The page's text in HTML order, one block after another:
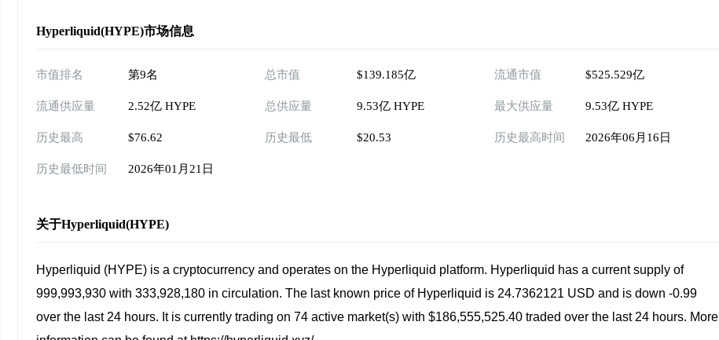
Hyperliquid(HYPE)市场信息
市值排名 第9名 总市值 $139.185亿 流通市值 $525.529亿
流通供应量 2.52亿 HYPE 总供应量 9.53亿 HYPE 最大供应量 9.53亿 HYPE
历史最高 $76.62 历史最低 $20.53 历史最高时间 2026年06月16日
历史最低时间 2026年01月21日
关于Hyperliquid(HYPE)
Hyperliquid (HYPE) is a cryptocurrency and operates on the Hyperliquid platform. Hyperliquid has a current supply of
999,993,930 with 333,928,180 in circulation. The last known price of Hyperliquid is 24.7362121 USD and is down -0.99
over the last 24 hours. It is currently trading on 74 active market(s) with $186,555,525.40 traded over the last 24 hours. More